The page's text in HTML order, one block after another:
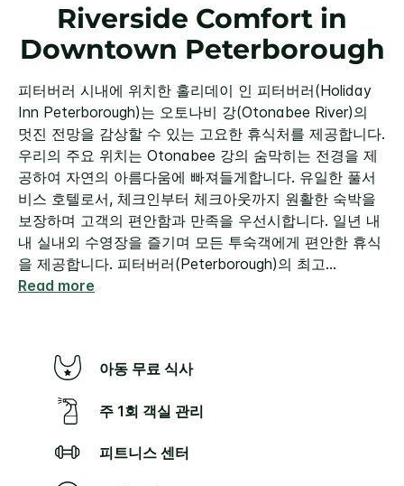
크.
Riverside Comfort in
Downtown Peterborough
피터버러 시내에 위치한 홀리데이 인 피터버러(Holiday
Inn Peterborough)는 오토나비 강(Otonabee River)의
멋진 전망을 감상할 수 있는 고요한 휴식처를 제공합니다.
우리의 주요 위치는 Otonabee 강의 숨막히는 전경을 제
공하여 자연의 아름다움에 빠져들게합니다. 유일한 풀서
비스 호텔로서, 체크인부터 체크아웃까지 원활한 숙박을
보장하며 고객의 편안함과 만족을 우선시합니다. 일년 내
내 실내외 수영장을 즐기며 모든 투숙객에게 편안한 휴식
을 제공합니다. 피터버러(Peterborough)의 최고...
Read more
아동 무료 식사
주 1회 객실 관리
피트니스 센터